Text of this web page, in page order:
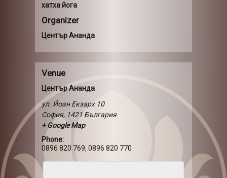
хатха йога
Organizer
Център Ананда
Venue
Център Ананда
ул. Йоан Екзарх 10
София, 1421 България
+ Google Map
Phone:
0896 820 769, 0896 820 770